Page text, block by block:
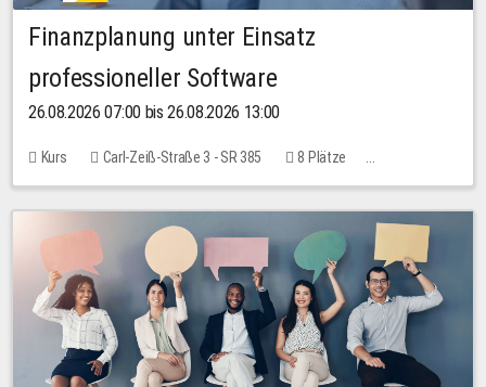
Finanzplanung unter Einsatz
professioneller Software
26.08.2026 07:00 bis 26.08.2026 13:00
Kurs Carl-Zeiß-Straße 3 - SR 385
8 Plätze
20,00 EUR